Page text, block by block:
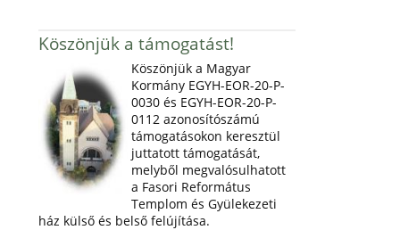
Köszönjük a támogatást!
Köszönjük a Magyar
Kormány EGYH-EOR-20-P-
0030 és EGYH-EOR-20-P-
0112 azonosítószámú
támogatásokon keresztül
juttatott támogatását,
melyből megvalósulhatott
a Fasori Református
Templom és Gyülekezeti
ház külső és belső felújítása.